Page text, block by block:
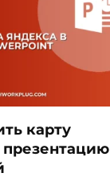
карту
презентацию